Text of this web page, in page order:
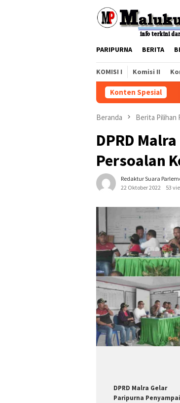
PARIPURNA BERITA
KOMISI I Komisi II
Konten Spesial
Beranda Berita Pilihan
DPRD
Persoalan
Redaktur Suara
22 Oktober 2022
53
DPRD Malra Gelar
Paripurna